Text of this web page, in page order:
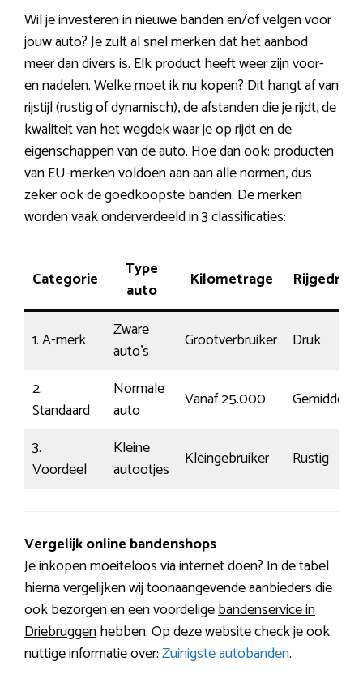
Wil je investeren in nieuwe banden en/of velgen voor
jouw auto? Je zult al snel merken dat het aanbod
meer dan divers is. Elk product heeft weer zijn voor-
en nadelen. Welke moet ik nu kopen? Dit hangt af van
rijstijl (rustig of dynamisch), de afstanden die je rijdt, de
kwaliteit van het wegdek waar je op rijdt en de
eigenschappen van de auto. Hoe dan ook: producten
van EU-merken voldoen aan aan alle normen, dus
zeker ook de goedkoopste banden. De merken
worden vaak onderverdeeld in 3 classificaties:
Categorie
Type
auto
Kilometrage Rijgedrag
1. A-merk
Zware
auto’s
Grootverbruiker
Druk
2.
Standaard
Normale
auto
Vanaf 25.000
Gemiddeld
3.
Voordeel
Kleine
autootjes
Kleingebruiker Rustig
Vergelijk online bandenshops
Je inkopen moeiteloos via internet doen? In de tabel
hierna vergelijken wij toonaangevende aanbieders die
ook bezorgen en een voordeligebandenservice in
Driebruggenhebben. Op deze website check je ook
nuttige informatie over:Zuinigste autobanden.